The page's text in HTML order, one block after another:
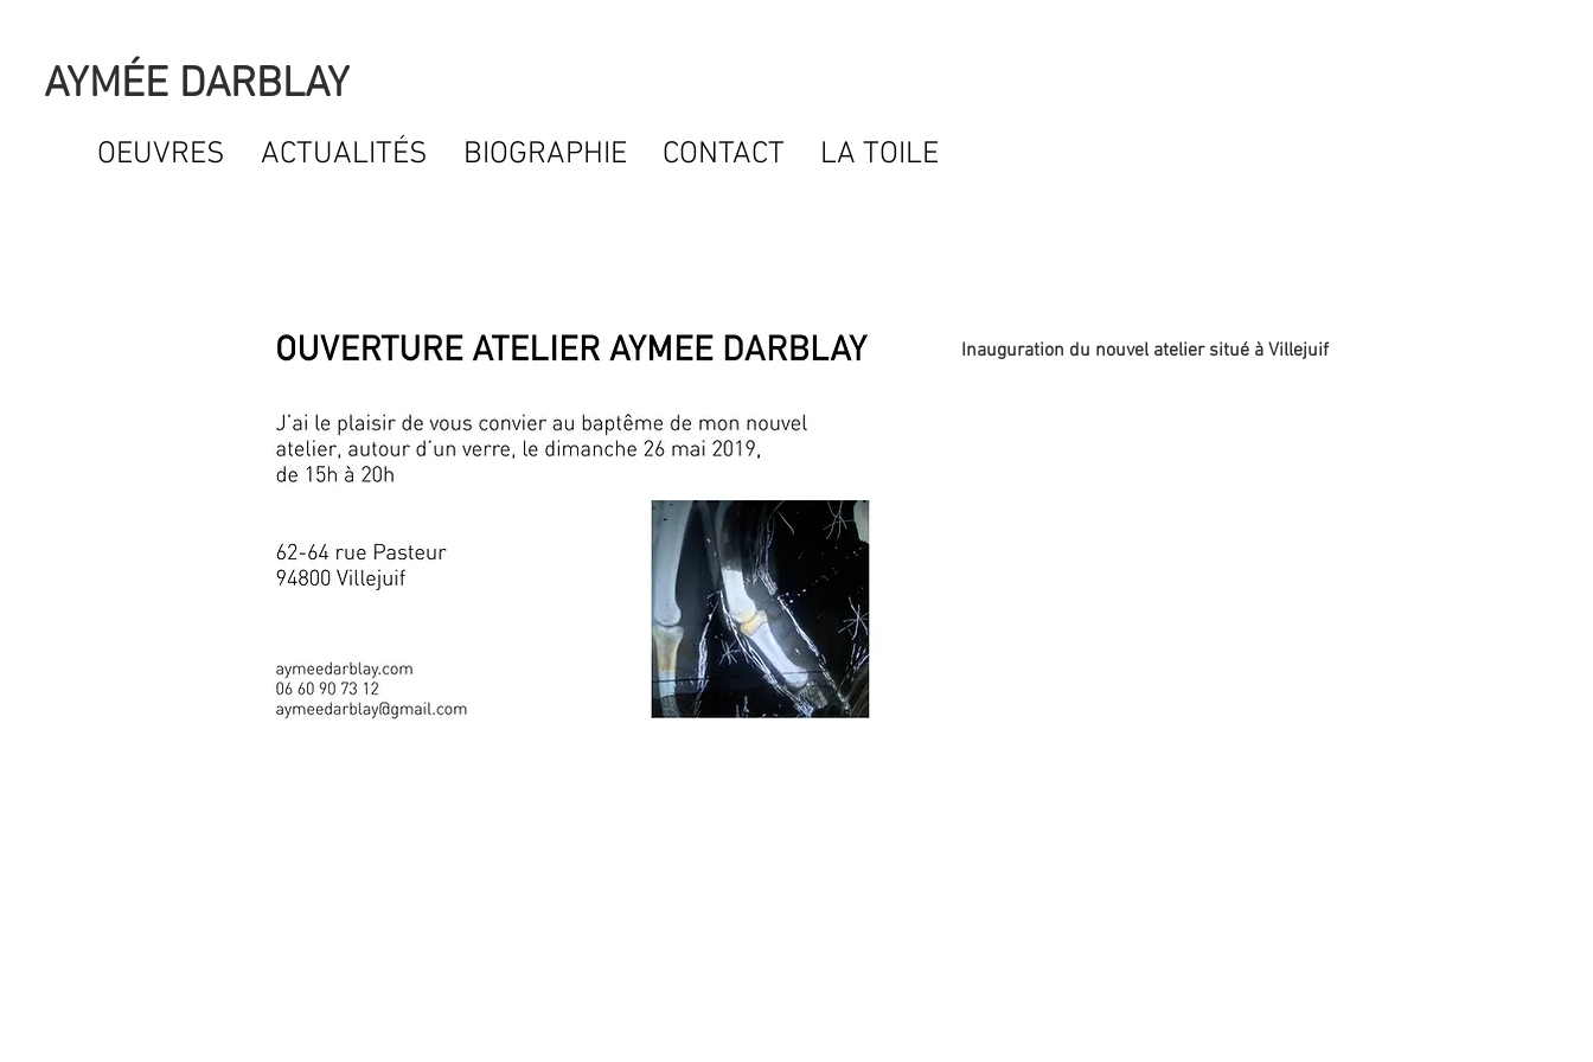
AYMÉE DARBLAY
OEUVRES ACTUALITÉS BIOGRAPHIE CONTACT LA TOILE
Inauguration du nouvel atelier situé à Villejuif